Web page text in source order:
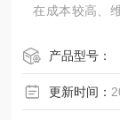
在成本较高、
衡和考虑。
产品型号：
更新时间：